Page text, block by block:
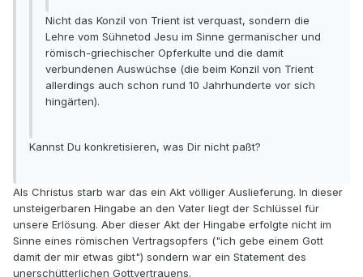
Nicht das Konzil von Trient ist verquast, sondern die
Lehre vom Sühnetod Jesu im Sinne germanischer und
römisch-griechischer Opferkulte und die damit
verbundenen Auswüchse (die beim Konzil von Trient
allerdings auch schon rund 10 Jahrhunderte vor sich
hingärten).
Kannst Du konkretisieren, was Dir nicht paßt?
Als Christus starb war das ein Akt völliger Auslieferung. In dieser
unsteigerbaren Hingabe an den Vater liegt der Schlüssel für
unsere Erlösung. Aber dieser Akt der Hingabe erfolgte nicht im
Sinne eines römischen Vertragsopfers ("ich gebe einem Gott
damit der mir etwas gibt") sondern war ein Statement des
unerschütterlichen Gottvertrauens.